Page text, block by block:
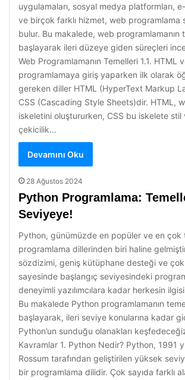
uygulamaları, sosyal medya platformları,
ve birçok farklı hizmet, web programlama
bulur. Bu makalede, web programlamanın
başlayarak ileri düzeye giden süreçleri
Web Programlamanın Temelleri 1.1. HTML
programlamaya giriş yaparken ilk olarak
gereken diller HTML (HyperText Markup
CSS (Cascading Style Sheets)dir. HTML,
iskeletini oluştururken, CSS bu iskelete stil
çekicilik…
Devamını Oku
28 Ağustos 2024
Python Programlama:
Seviyeye!
Python, günümüzde en popüler ve en çok
programlama dillerinden biri haline
sözdizimi, geniş kütüphane desteği ve
sayesinde başlangıç seviyesindeki
deneyimli yazılımcılara kadar herkesin
Bu makalede Python programlamanın
başlayarak, ileri seviye konularına kadar
Python’un sunduğu olanakları
Kavramlar 1. Python Nedir? Python, 1991
Rossum tarafından geliştirilen yüksek
bir programlama dilidir. Çok sayıda farklı